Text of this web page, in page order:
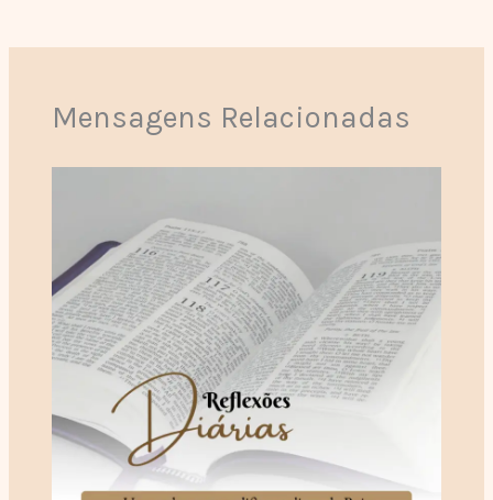
Mensagens Relacionadas